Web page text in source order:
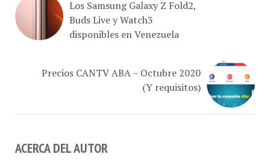
Los Samsung Galaxy Z Fold2,
Buds Live y Watch3
disponibles en Venezuela
Precios CANTV ABA – Octubre 2020
(Y requisitos)
ACERCA DEL AUTOR